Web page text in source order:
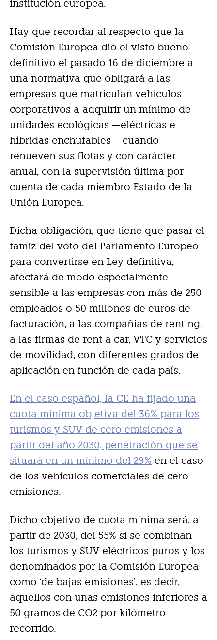
institución europea.
Hay que recordar al respecto que la
Comisión Europea dio el visto bueno
definitivo el pasado 16 de diciembre a
una normativa que obligará a las
empresas que matriculan vehículos
corporativos a adquirir un mínimo de
unidades ecológicas —eléctricas e
híbridas enchufables— cuando
renueven sus flotas y con carácter
anual, con la supervisión última por
cuenta de cada miembro Estado de la
Unión Europea.
Dicha obligación, que tiene que pasar el
tamiz del voto del Parlamento Europeo
para convertirse en Ley definitiva,
afectará de modo especialmente
sensible a las empresas con más de 250
empleados o 50 millones de euros de
facturación, a las compañías de renting,
a las firmas de rent a car, VTC y servicios
de movilidad, con diferentes grados de
aplicación en función de cada país.
En el caso español, la CE ha fijado una
cuota mínima objetiva del 36% para los
turismos y SUV de cero emisiones a
partir del año 2030, penetración que se
situará en un mínimo del 29% en el caso
de los vehículos comerciales de cero
emisiones.
Dicho objetivo de cuota mínima será, a
partir de 2030, del 55% si se combinan
los turismos y SUV eléctricos puros y los
denominados por la Comisión Europea
como ‘de bajas emisiones’, es decir,
aquellos con unas emisiones inferiores a
50 gramos de CO2 por kilómetro
recorrido.